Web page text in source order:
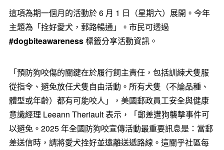
這項為期一個月的活動於 6 月 1 日（星期六）展開。今年
主題為「拴好愛犬，郵路暢通」。市民可透過
#dogbiteawareness標籤分享活動資訊。
「預防狗咬傷的關鍵在於履行飼主責任，包括訓練犬隻服
從指令、避免放任犬隻自由活動。所有犬隻（不論品種、
體型或年齡）都有可能咬人」，美國郵政員工安全與健康
意識經理 Leeann Theriault 表示，「郵差遭狗襲擊事件可
以避免。2025 年全國防狗咬宣傳活動最重要訊息是：當郵
差送信時，請將愛犬拴好並遠離送遞路線。這關乎社區每